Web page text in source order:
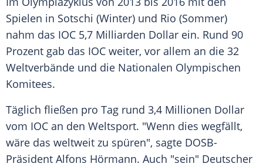
Spielen in Sotschi (Winter) und Rio (Sommer)
nahm das IOC 5,7 Milliarden Dollar ein. Rund 90
Prozent gab das IOC weiter, vor allem an die 32
Weltverbände und die Nationalen Olympischen
Komitees.
Täglich fließen pro Tag rund 3,4 Millionen Dollar
vom IOC an den Weltsport. "Wenn dies wegfällt,
wäre das weltweit zu spüren", sagte DOSB-
Präsident Alfons Hörmann. Auch "sein" Deutscher